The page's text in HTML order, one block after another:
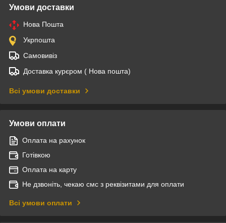
Умови доставки
Нова Пошта
Укрпошта
Самовивіз
Доставка курєром ( Нова пошта)
Всі умови доставки
Умови оплати
Оплата на рахунок
Готівкою
Оплата на карту
Не дзвоніть, чекаю смс з реквізитами для оплати
Всі умови оплати